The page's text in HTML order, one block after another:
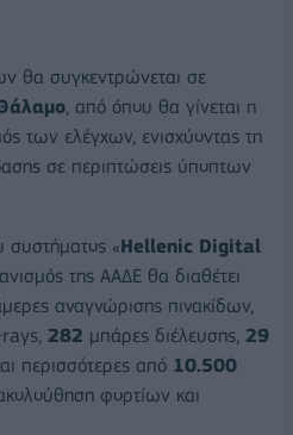
θα συγκεντρώνεται σε
, από όπου θα γίνεται η
των ελέγχων, ενισχύοντας τη
σε περιπτώσεις ύποπτων
συστήματος «Hellenic Digital
της ΑΑΔΕ θα διαθέτει
αναγνώρισης πινακίδων,
rays, 282 μπάρες διέλευσης, 29
περισσότερες από 10.500
φορτίων και